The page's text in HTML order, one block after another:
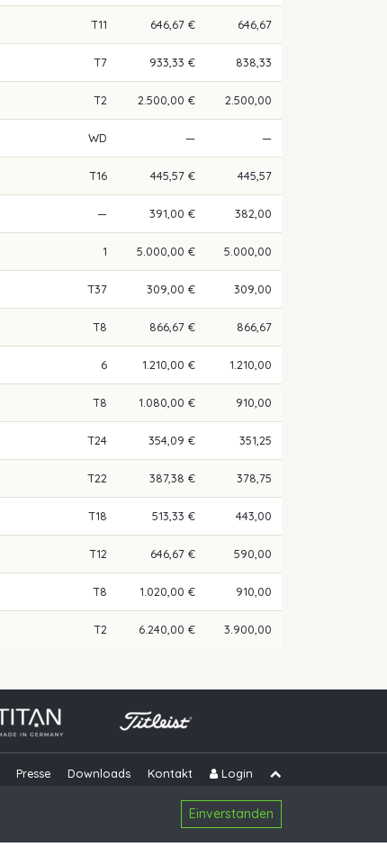
Einverstanden
T11 646,67 € 646,67
T7 933,33 € 838,33
T2 2.500,00 € 2.500,00
WD — —
T16 445,57 € 445,57
— 391,00 € 382,00
1 5.000,00 € 5.000,00
T37 309,00 € 309,00
T8 866,67 € 866,67
6 1.210,00 € 1.210,00
T8 1.080,00 € 910,00
T24 354,09 € 351,25
T22 387,38 € 378,75
T18 513,33 € 443,00
T12 646,67 € 590,00
T8 1.020,00 € 910,00
T2 6.240,00 € 3.900,00
Presse Downloads Kontakt Login